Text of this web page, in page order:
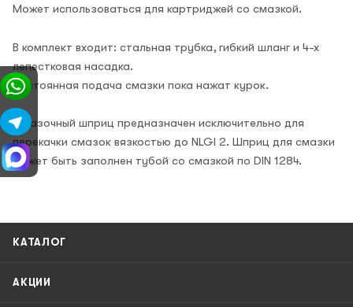
Может использоваться для картриджей со смазкой.
В комплект входит: стальная трубка, гибкий шланг и 4-х
лепестковая насадка.
Постоянная подача смазки пока нажат курок.
Смазочный шприц предназначен исключительно для
перекачки смазок вязкостью до NLGI 2. Шприц для смазки
может быть заполнен тубой со смазкой по DIN 1284.
КАТАЛОГ
АКЦИИ